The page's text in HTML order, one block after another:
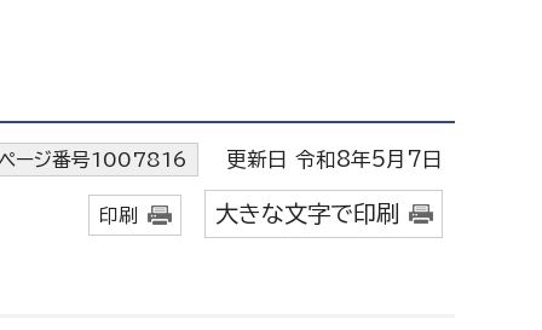
ージ番号1007816 更新日 令和8年5月7日
印刷 大きな文字で印刷